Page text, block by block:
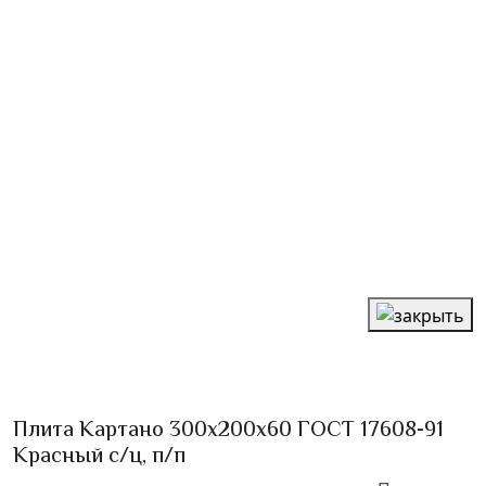
Плита Картано 300х200х60 ГОСТ 17608-91
Красный с/ц, п/п